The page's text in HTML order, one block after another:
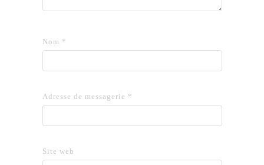
Nom *
Adresse de messagerie *
Site web